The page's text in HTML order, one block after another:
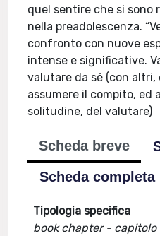
quel sentire che si sono
nella preadolescenza.
confronto con nuove
intense e significative.
valutare da sé (con
assumere il compito, ed
solitudine, del valutare)
Scheda breve
Scheda completa
Tipologia specifica
book chapter - capitolo